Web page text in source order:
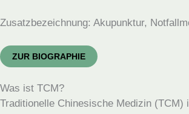
Zusatzbezeichnung: Akupunktur,
ZUR BIOGRAPHIE
Was ist TCM?
Traditionelle Chinesische Medizin (TCM)